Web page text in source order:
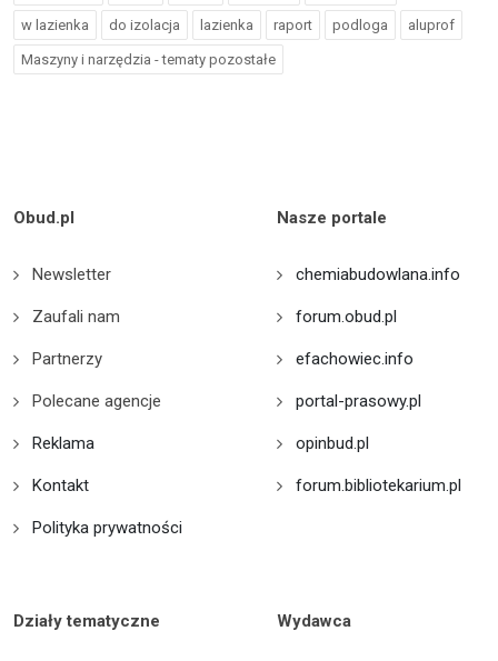
w lazienka do izolacja lazienka raport podloga aluprof
Maszyny i narzędzia - tematy pozostałe
Obud.pl
Newsletter
Zaufali nam
Partnerzy
Polecane agencje
Reklama
Kontakt
Polityka prywatności
Nasze portale
chemiabudowlana.info
forum.obud.pl
efachowiec.info
portal-prasowy.pl
opinbud.pl
forum.bibliotekarium.pl
Działy tematyczne Wydawca